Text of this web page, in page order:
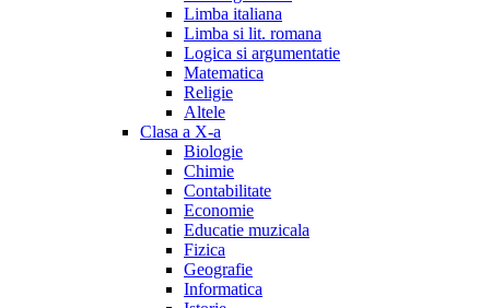
Limba italiana
Limba si lit. romana
Logica si argumentatie
Matematica
Religie
Altele
Clasa a X-a
Biologie
Chimie
Contabilitate
Economie
Educatie muzicala
Fizica
Geografie
Informatica